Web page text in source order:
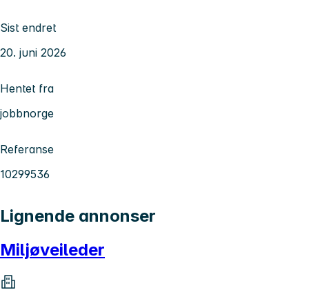
Sist endret
20. juni 2026
Hentet fra
jobbnorge
Referanse
10299536
Lignende annonser
Miljøveileder